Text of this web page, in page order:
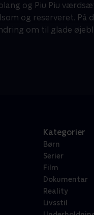
og Piu Piu
og reserveret. På
om til glade
Kategorier
Børn
Serier
Film
Dokumentar
Reality
Livsstil